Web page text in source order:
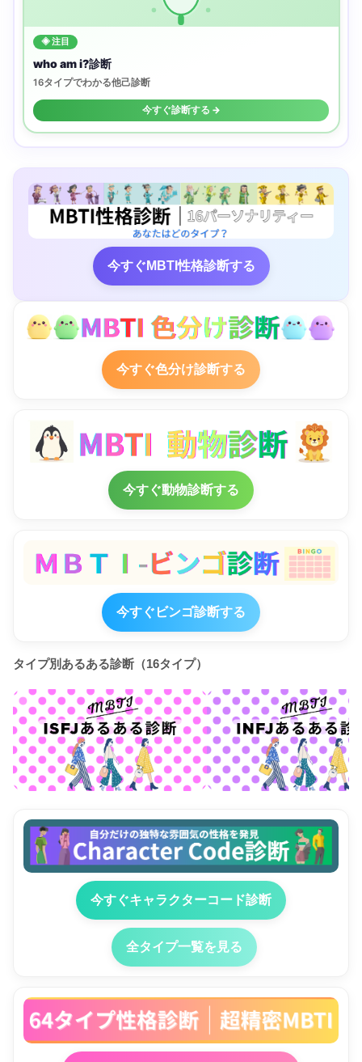
◈ 注目
who am i?診断
16タイプでわかる他己診断
今すぐ診断する →
今すぐMBTI性格診断する
今すぐ色分け診断する
今すぐ動物診断する
今すぐビンゴ診断する
タイプ別あるある診断（16タイプ）
今すぐキャラクターコード診断
全タイプ一覧を見る